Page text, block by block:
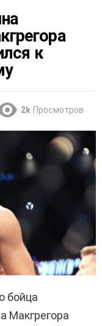
к
2k Просмотров
бойца
Макгрегора